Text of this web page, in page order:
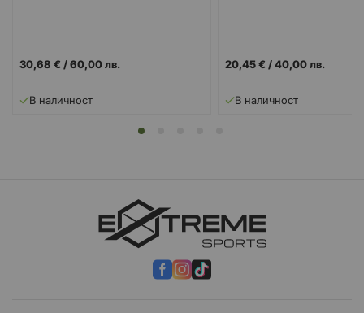
30,68 € /60,00 лв.
В наличност
20,45 € /40,00 лв.
В наличност